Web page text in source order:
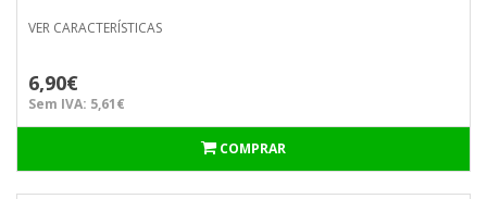
VER CARACTERÍSTICAS
6,90€
Sem IVA: 5,61€
COMPRAR